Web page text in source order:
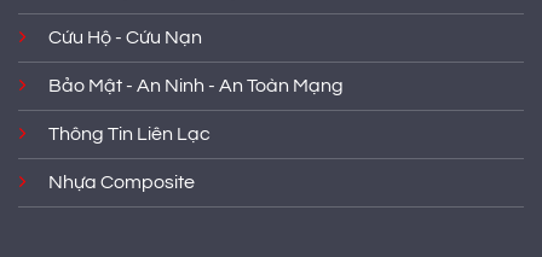
Cứu Hộ - Cứu Nạn
Bảo Mật - An Ninh - An Toàn Mạng
Thông Tin Liên Lạc
Nhựa Composite